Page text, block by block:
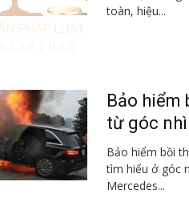
toàn, hiệu...
Bảo hiểm
từ góc
Bảo hiểm bồi
tìm hiểu ở góc
Mercedes...